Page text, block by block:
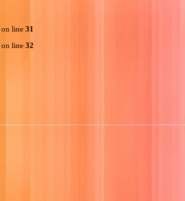
on line 31
on line 32